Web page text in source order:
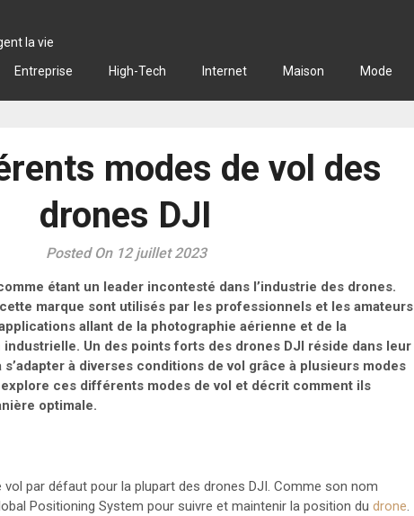
la vie
Entreprise High-Tech Internet Maison Mode
modes de vol des
drones DJI
Posted On 12 juillet 2023
étant un leader incontesté dans l’industrie des drones.
marque sont utilisés par les professionnels et les amateurs
allant de la photographie aérienne et de la
industrielle. Un des points forts des drones DJI réside dans leur
à diverses conditions de vol grâce à plusieurs modes
ces différents modes de vol et décrit comment ils
optimale.
vol par défaut pour la plupart des drones DJI. Comme son nom
Positioning System pour suivre et maintenir la position du drone.